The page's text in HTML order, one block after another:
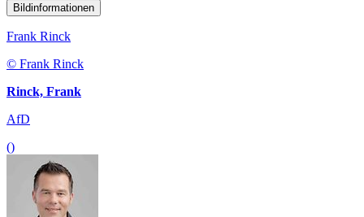
Bildinformationen
Frank Rinck
© Frank Rinck
Rinck, Frank
AfD
()